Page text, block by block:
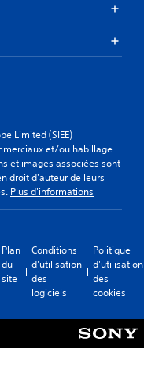
Limited (SIEE)
et/ou habillage
et images associées sont
droit d'auteur de leurs
Plus d'informations
Plan
du
site
Conditions
d'utilisation
des
logiciels
Politique
d'utilisation
des
cookies